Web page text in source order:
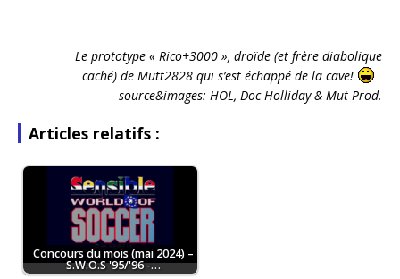
Le prototype « Rico+3000 », droïde (et frère diabolique
caché) de Mutt2828 qui s’est échappé de la cave!
source&images: HOL, Doc Holliday & Mut Prod.
Articles relatifs :
Concours du mois (mai 2024) –
S.W.O.S '95/'96 -…